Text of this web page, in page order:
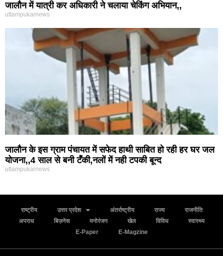
जालौन में यात्री कर अधिकारी ने चलाया चेकिंग अभियान,,
uttampukarnews
जालौन के इस ग्राम पंचायत में सफेद हाथी साबित हो रही हर घर जल
योजना,,4 साल से बनी टँकी,नलों में नही टपकी बून्द
uttampukarnews
राष्ट्रीय उत्तर प्रदेश अंतर्राष्ट्रीय राज्य
राजनीति
अपराध
बिज़नेस मनोरंजन खेल विविध
स्वास्थ्य
E-Paper
E-Magzine